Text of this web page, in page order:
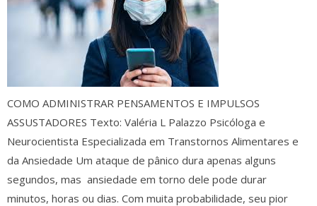
COMO ADMINISTRAR PENSAMENTOS E IMPULSOS
ASSUSTADORES Texto: Valéria L Palazzo Psicóloga e
Neurocientista Especializada em Transtornos Alimentares e
da Ansiedade Um ataque de pânico dura apenas alguns
segundos, mas ansiedade em torno dele pode durar
minutos, horas ou dias. Com muita probabilidade, seu pior